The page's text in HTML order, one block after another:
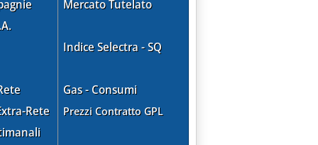
alle 17.40.
Rete
Mercato Tutelato
Indice Selectra - SQ
Gas - Consumi
Prezzi Contratto GPL